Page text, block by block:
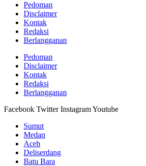
Pedoman
Disclaimer
Kontak
Redaksi
Berlangganan
Pedoman
Disclaimer
Kontak
Redaksi
Berlangganan
Facebook Twitter InstagramYoutube
Sumut
Medan
Aceh
Deliserdang
Batu Bara